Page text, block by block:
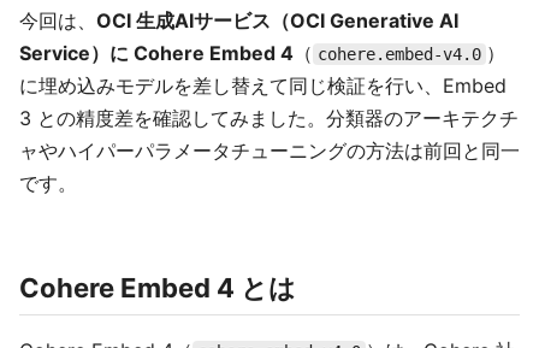
今回は、 OCI 生成AIサービス（OCI Generative AI
Service）に Cohere Embed 4 （ cohere.embed-v4.0 ）
に埋め込みモデルを差し替えて同じ検証を行い、Embed
3 との精度差を確認してみました。分類器のアーキテクチ
ャやハイパーパラメータチューニングの方法は前回と同一
です。
Cohere Embed 4 とは